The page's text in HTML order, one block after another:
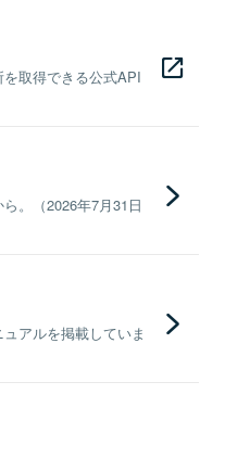
取得できる公式API
。（2026年7月31日
アルを掲載していま